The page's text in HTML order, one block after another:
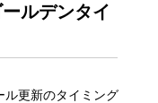
ルデンタイ
ル更新のタイミング